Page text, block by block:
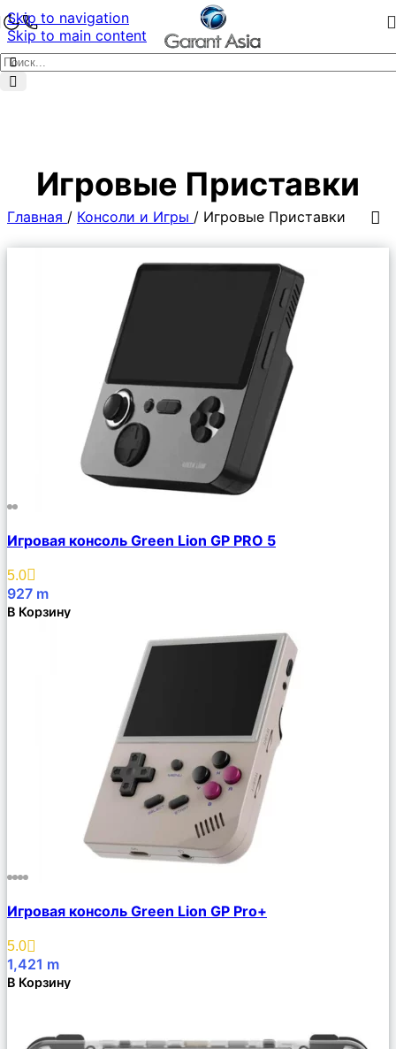
Skip to navigation
Skip to main content
Игровые Приставки
Главная / Консоли и Игры / Игровые Приставки
Описание
Избранное
Игровая консоль Green Lion GP PRO 5
5.0
927 m
В Корзину
Описание
Избранное
Игровая консоль Green Lion GP Pro+
5.0
1,421 m
В Корзину